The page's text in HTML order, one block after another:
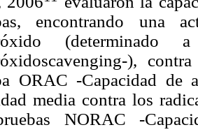
encontrando una
),
ORAC -Capacidad de
media contra los
NORAC -